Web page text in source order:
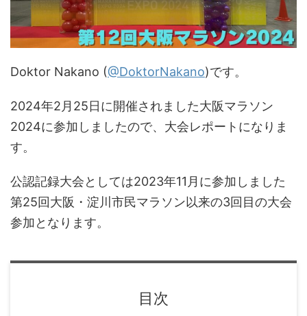
Doktor Nakano (@DoktorNakano)です。
2024年2月25日に開催されました大阪マラソン
2024に参加しましたので、大会レポートになりま
す。
公認記録大会としては2023年11月に参加しました
第25回大阪・淀川市民マラソン以来の3回目の大会
参加となります。
目次